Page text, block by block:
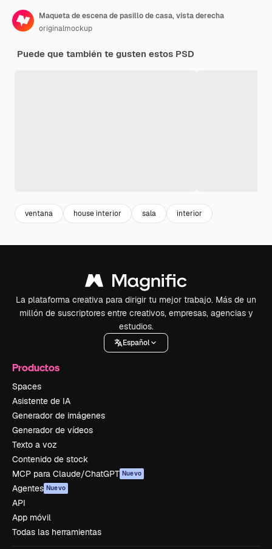
Maqueta de escena de pasillo de casa, vista derecha
originalmockup
Puede que también te gusten estos PSD
ventana house interior sala interior
La plataforma creativa para dirigir tu mejor trabajo. Más de un
millón de suscriptores entre creativos, empresas, agencias y
estudios.
Español
Productos
Spaces
Asistente de IA
Generador de imágenes
Generador de vídeos
Texto a voz
Contenido de stock
MCP para Claude/ChatGPT Nuevo
Agentes Nuevo
API
App móvil
Todas las herramientas